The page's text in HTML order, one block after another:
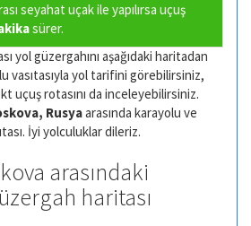
seyahat uçak ile yapılırsa uçuş
sürer.
yol güzergahını aşağıdaki haritadan
vasıtasıyla yol tarifini görebilirsiniz,
uçuş rotasını da inceleyebilirsiniz.
Rusyaarasında karayolu ve
İyi yolculuklar dileriz.
arasındaki
haritası